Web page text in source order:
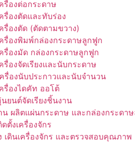
รื่องต่อกระดาษ
รื่องตัดและทับร่อง
รื่องตัด (ตัดตามขวาง)
รื่องพิมพ์กล่องกระดาษลูกฟูก
รื่องมัด กล่องกระดาษลูกฟูก
องจัดเรียงและนับกระดาษ
รื่องนับประกาวและนับจำนวน
รื่องไดคัท ออโต้
ยนต์จัดเรียงชิ้นงาน
น ผลิตแผ่นกระดาษ และกล่องกระดา
ตั้งเครื่องจักร
เดินเครื่องจักร และตรวจสอบคุณภาพ